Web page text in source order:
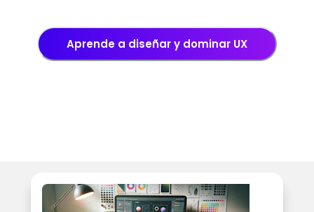
Aprende a diseñar y dominar UX